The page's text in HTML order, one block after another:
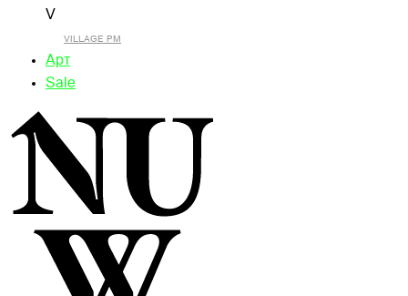
V
VILLAGE PM
Арт
Sale